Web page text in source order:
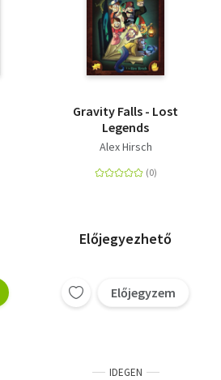
Gravity Falls - Lost
Legends
Alex Hirsch
Előjegyezhető
Előjegyzem
IDEGEN